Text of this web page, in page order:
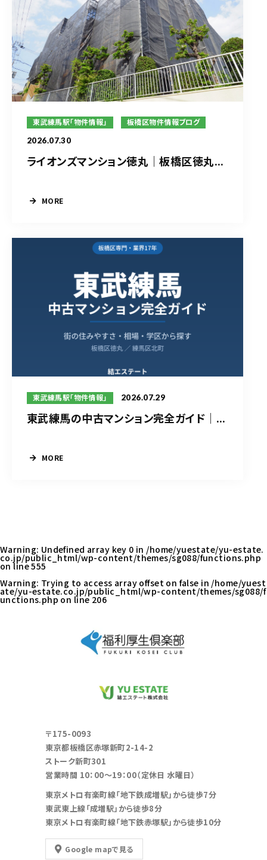
東武練馬駅「物件情報」 板橋区物件情報ブログ
2026.07.30
ライオンズマンション徳丸｜板橋区徳丸...
MORE
東武練馬駅「物件情報」 2026.07.29
東武練馬の中古マンション完全ガイド｜...
MORE
Warning: Undefined array key 0 in /home/yuestate/yu-estate.
co.jp/public_html/wp-content/themes/sg088/functions.php
on line555
Warning: Trying to access array offset on false in /home/yuest
ate/yu-estate.co.jp/public_html/wp-content/themes/sg088/f
unctions.php on line 206
〒175-0093
東京都板橋区赤塚新町2-14-2
ストーク新町301
営業時間 10：00～19：00（定休日 水曜日）
東京メトロ有楽町線「地下鉄成増駅」から徒歩7分
東武東上線「成増駅」から徒歩8分
東京メトロ有楽町線「地下鉄赤塚駅」から徒歩10分
Google mapで見る